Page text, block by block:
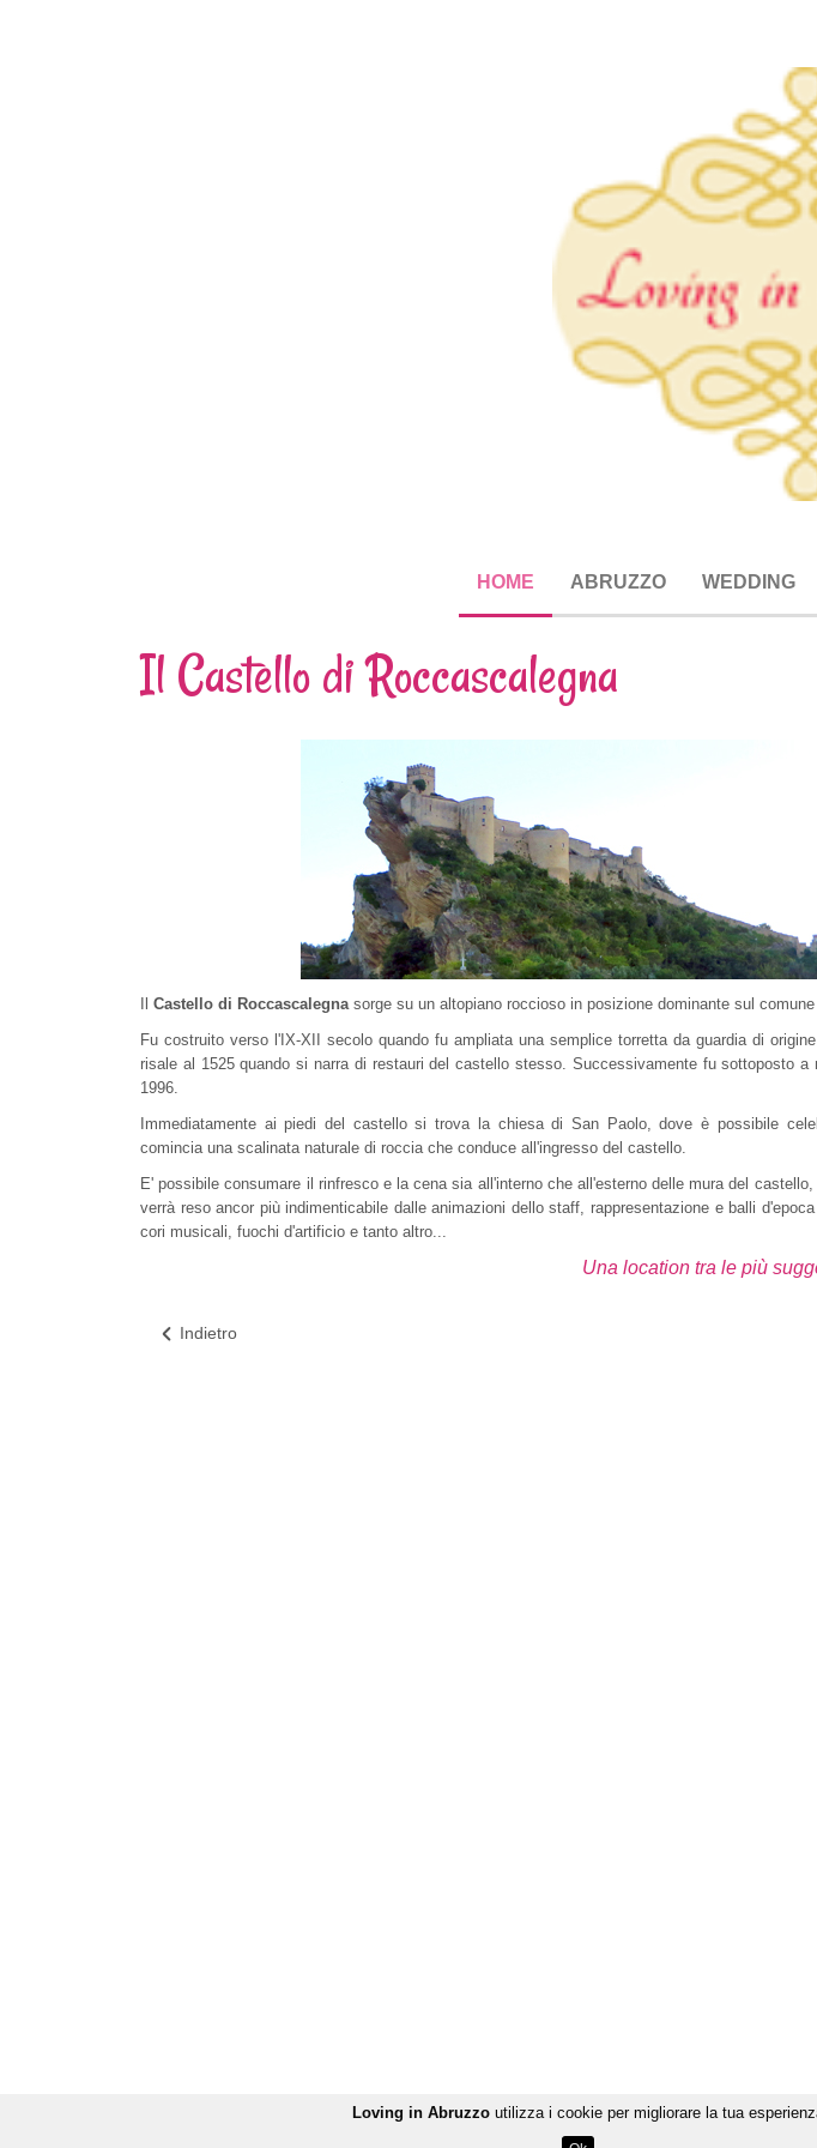
HOME ABRUZZO WEDDING
Il Castello di Roccascalegna
Castello di Roccascalegna sorge su un altopiano roccioso in posizione dominante sul
Fu costruito verso l'IX-XII secolo quando fu ampliata una semplice torretta da guardia di
risale al 1525 quando si narra di restauri del castello stesso. Successivamente fu sottoposto a
1996.
Immediatamente ai piedi del castello si trova la chiesa di San Paolo, dove è possibile
comincia una scalinata naturale di roccia che conduce all'ingresso del castello.
E' possibile consumare il rinfresco e la cena sia all'interno che all'esterno delle mura del
verrà reso ancor più indimenticabile dalle animazioni dello staff, rappresentazione e balli
cori musicali, fuochi d'artificio e tanto altro...
Una location tra le più
Indietro
Loving in Abruzzoutilizza i cookie per migliorare la tua